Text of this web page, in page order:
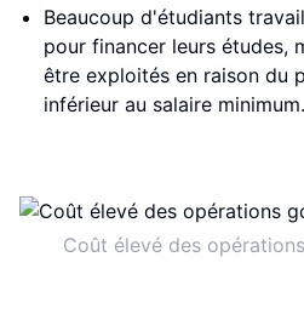
Beaucoup d'étudiants
pour financer leurs études,
être exploités en raison du
inférieur au salaire minimum.
Coût élevé des